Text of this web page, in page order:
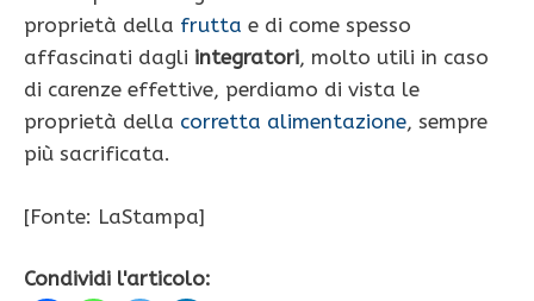
proprietà della frutta e di come spesso
affascinati dagli integratori, molto utili in caso
di carenze effettive, perdiamo di vista le
proprietà della corretta alimentazione, sempre
più sacrificata.
[Fonte: LaStampa]
Condividi l'articolo: